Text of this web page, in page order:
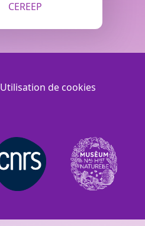
CEREEP
Utilisation de cookies